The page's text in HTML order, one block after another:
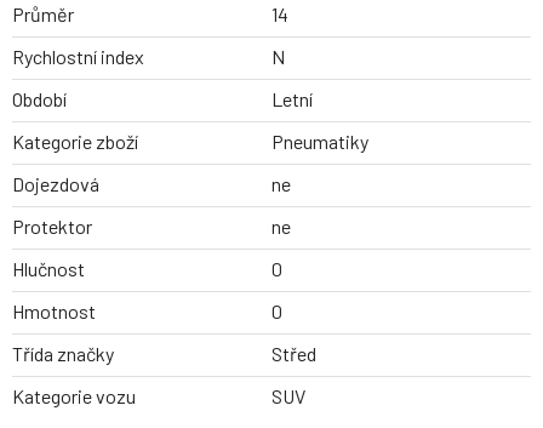
Průměr
14
Rychlostní index
N
Období
Letní
Kategorie zboží
Pneumatiky
Dojezdová
ne
Protektor
ne
Hlučnost
0
Hmotnost
0
Třída značky
Střed
Kategorie vozu
SUV